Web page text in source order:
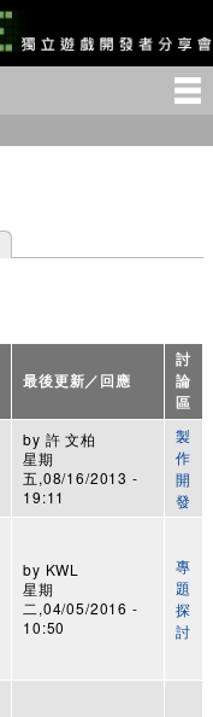
最後更新／回應
討
論
區
by 許 文柏
星期
五,08/16/2013 -
19:11
製
作
開
發
by KWL
星期
二,04/05/2016 -
10:50
專
題
探
討